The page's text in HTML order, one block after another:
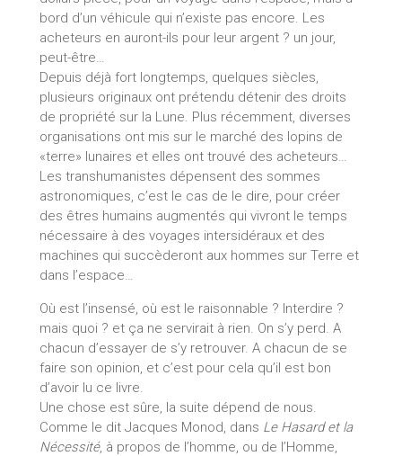
bord d’un véhicule qui n’existe pas encore. Les
acheteurs en auront-ils pour leur argent ? un jour,
peut-être…
Depuis déjà fort longtemps, quelques siècles,
plusieurs originaux ont prétendu détenir des droits
de propriété sur la Lune. Plus récemment, diverses
organisations ont mis sur le marché des lopins de
«terre» lunaires et elles ont trouvé des acheteurs…
Les transhumanistes dépensent des sommes
astronomiques, c’est le cas de le dire, pour créer
des êtres humains augmentés qui vivront le temps
nécessaire à des voyages intersidéraux et des
machines qui succèderont aux hommes sur Terre et
dans l’espace…
Où est l’insensé, où est le raisonnable ? Interdire ?
mais quoi ? et ça ne servirait à rien. On s’y perd. A
chacun d’essayer de s’y retrouver. A chacun de se
faire son opinion, et c’est pour cela qu’il est bon
d’avoir lu ce livre.
Une chose est sûre, la suite dépend de nous.
Comme le dit Jacques Monod, dans Le Hasard et la
Nécessité, à propos de l’homme, ou de l’Homme,